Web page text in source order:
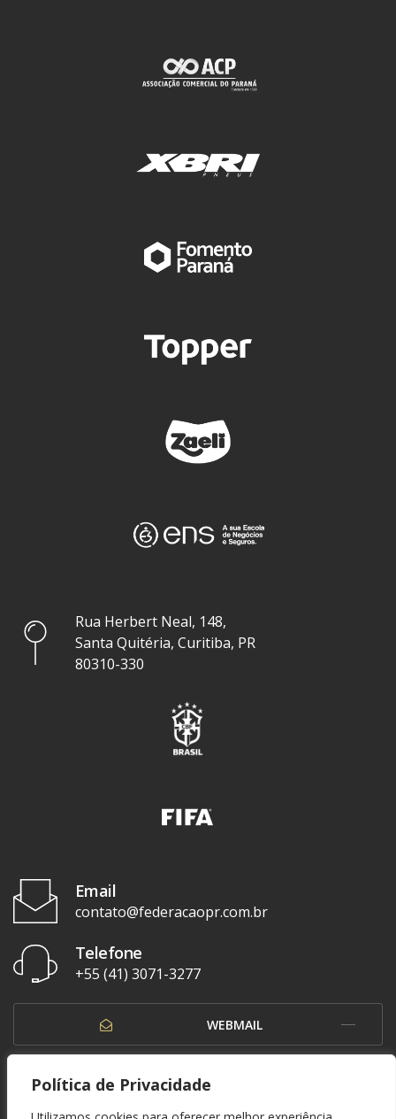
Política de Privacidade
Rua Herbert Neal, 148,
Santa Quitéria, Curitiba, PR
80310-330
Email
contato@federacaopr.com.br
Telefone
+55 (41) 3071-3277
WEBMAIL
OUVIDORIA